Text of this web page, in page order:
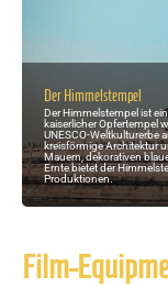
Der Himmelstempel
Der Himmelstempel ist
kaiserlicher Opfertempel
UNESCO-Weltkulturerbe
kreisförmige Architektur
Mauern, dekorativen
Ernte bietet der
Produktionen.
Film-